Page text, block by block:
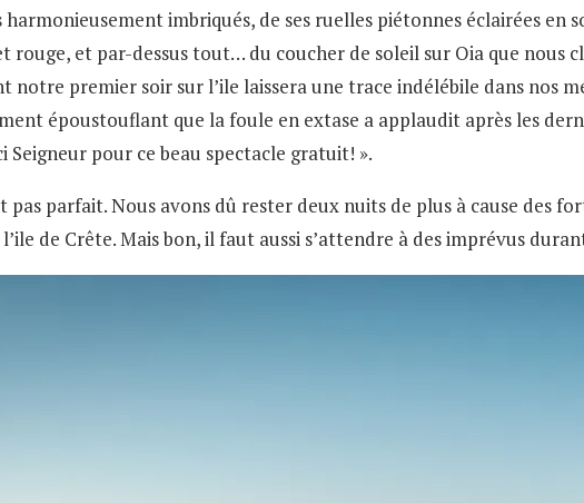
harmonieusement imbriqués, de ses ruelles piétonnes éclairées en
rouge, et par-dessus tout… du coucher de soleil sur Oia que nous
notre premier soir sur l’ile laissera une trace indélébile dans nos
époustouflant que la foule en extase a applaudit après les
Seigneur pour ce beau spectacle gratuit! ».
parfait. Nous avons dû rester deux nuits de plus à cause des
de Crête. Mais bon, il faut aussi s’attendre à des imprévus